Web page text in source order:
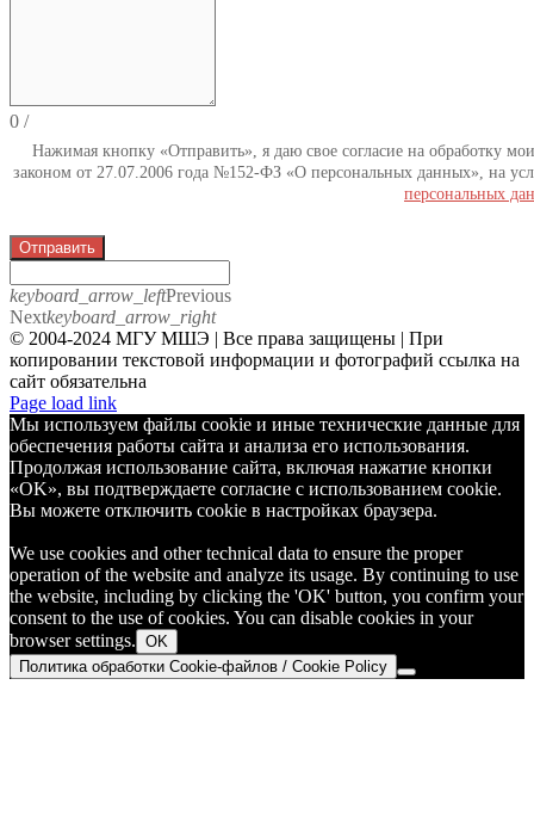
0 /
Нажимая кнопку «Отправить», я даю свое согласие на обработку
законом от 27.07.2006 года №152-ФЗ «О персональных данных», на
персональных
Отправить
keyboard_arrow_leftPrevious
Nextkeyboard_arrow_right
© 2004-2024 МГУ МШЭ | Все права защищены | При
копировании текстовой информации и фотографий ссылка на
сайт обязательна
Telegram
Page load link
Мы используем файлы cookie и иные технические данные для
обеспечения работы сайта и анализа его использования.
Продолжая использование сайта, включая нажатие кнопки
«OK», вы подтверждаете согласие с использованием cookie.
Вы можете отключить cookie в настройках браузера.
We use cookies and other technical data to ensure the proper
operation of the website and analyze its usage. By continuing to use
the website, including by clicking the 'OK' button, you confirm your
consent to the use of cookies. You can disable cookies in your
browser settings. OK
Политика обработки Cookie-файлов / Cookie Policy